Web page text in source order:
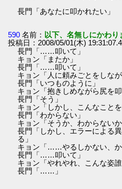
長門「あなたに叩かれたい」
590 名前： 以下、名無しにかわり
投稿日：2008/05/01(木)
長門「……叩いて」
キョン「またか」
長門「……叩いて」
キョン「人に頼みごとをしな
長門「いつものように」
キョン「抱きしめながら尻を
長門「そう」
キョン「しかし、こんなこと
長門「わからない」
キョン「そうか、わからないか
長門「しかし、エラーによる
る」
キョン「……やるしかない、か
長門「……叩いて」
キョン「やれやれ、こんな姿
長門「……」